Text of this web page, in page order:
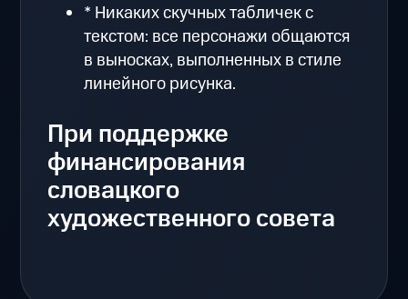
* Никаких скучных табличек с
текстом: все персонажи общаются
в выносках, выполненных в стиле
линейного рисунка.
При поддержке
финансирования
словацкого
художественного совета